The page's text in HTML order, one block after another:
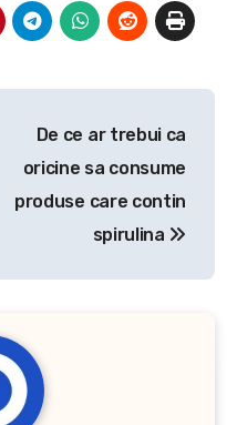
De ce ar trebui ca
oricine sa consume
produse care contin
spirulina